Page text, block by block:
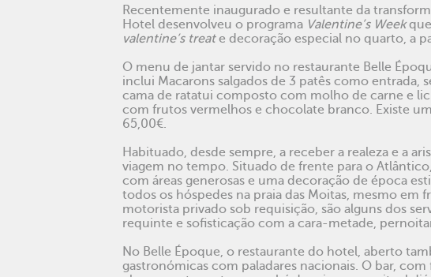
Recentemente inaugurado e resultante da
Hotel desenvolveu o programa Valentine’s Week
valentine’s treate decoração especial no quarto, a
O menu de jantar servido no restaurante Belle
inclui Macarons salgados de 3 patês como
cama de ratatui composto com molho de carne e
com frutos vermelhos e chocolate branco. Existe
65,00€.
Habituado, desde sempre, a receber a realeza e a
viagem no tempo. Situado de frente para o
com áreas generosas e uma decoração de época
todos os hóspedes na praia das Moitas, mesmo
motorista privado sob requisição, são alguns dos
requinte e sofisticação com a cara-metade,
No Belle Époque, o restaurante do hotel, aberto
gastronómicas com paladares nacionais. O bar,